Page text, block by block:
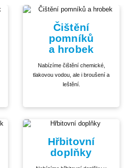
Čištění
pomníků
a hrobek
Nabízíme čištění chemické,
tlakovou vodou, ale i broušení a
leštění.
Hřbitovní
doplňky